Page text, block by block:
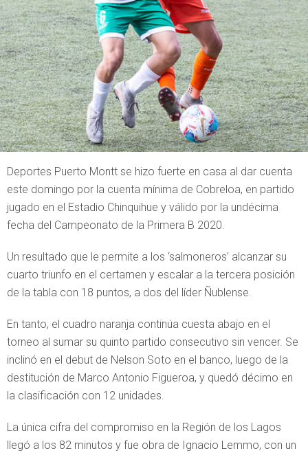
Deportes Puerto Montt se hizo fuerte en casa al dar cuenta
este domingo por la cuenta mínima de Cobreloa, en partido
jugado en el Estadio Chinquihue y válido por la undécima
fecha del Campeonato de la Primera B 2020.
Un resultado que le permite a los ‘salmoneros’ alcanzar su
cuarto triunfo en el certamen y escalar a la tercera posición
de la tabla con 18 puntos, a dos del líder Ñublense.
En tanto, el cuadro naranja continúa cuesta abajo en el
torneo al sumar su quinto partido consecutivo sin vencer. Se
inclinó en el debut de Nelson Soto en el banco, luego de la
destitución de Marco Antonio Figueroa, y quedó décimo en
la clasificación con 12 unidades.
La única cifra del compromiso en la Región de los Lagos
llegó a los 82 minutos y fue obra de Ignacio Lemmo, con un